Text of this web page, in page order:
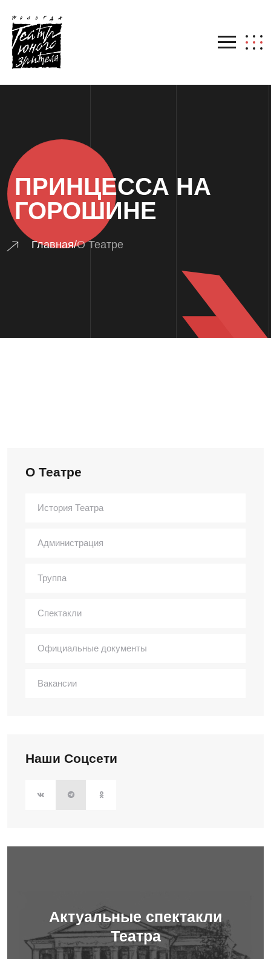
ПРИНЦЕССА НА
ГОРОШИНЕ
Главная/О Театре
О Театре
История Театра
Администрация
Труппа
Спектакли
Официальные документы
Вакансии
Наши Соцсети
Актуальные спектакли
Театра